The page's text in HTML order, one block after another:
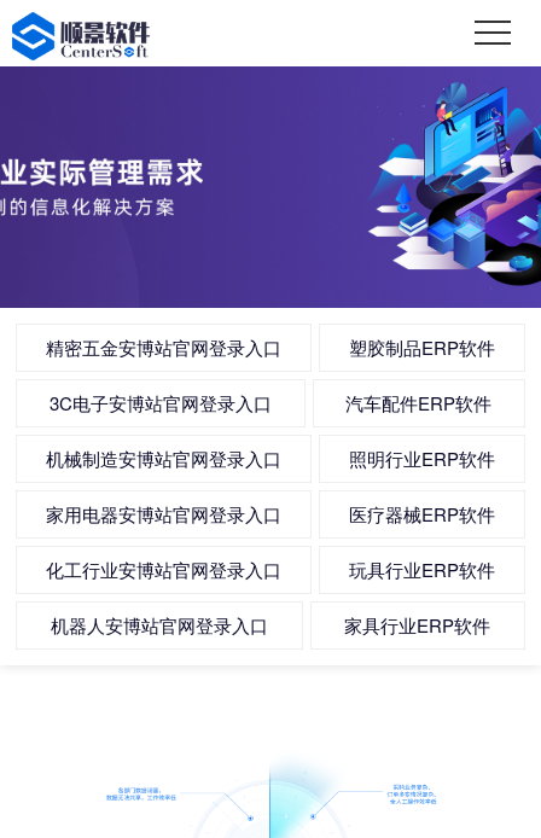
精密五金安博站官网登录入口 塑胶制品ERP软件
3C电子安博站官网登录入口 汽车配件ERP软件
机械制造安博站官网登录入口 照明行业ERP软件
家用电器安博站官网登录入口 医疗器械ERP软件
化工行业安博站官网登录入口 玩具行业ERP软件
机器人安博站官网登录入口 家具行业ERP软件